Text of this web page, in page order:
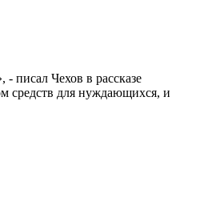
писал Чехов в рассказе
средств для нуждающихся, и